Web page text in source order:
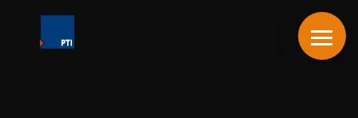
Videoafspiller